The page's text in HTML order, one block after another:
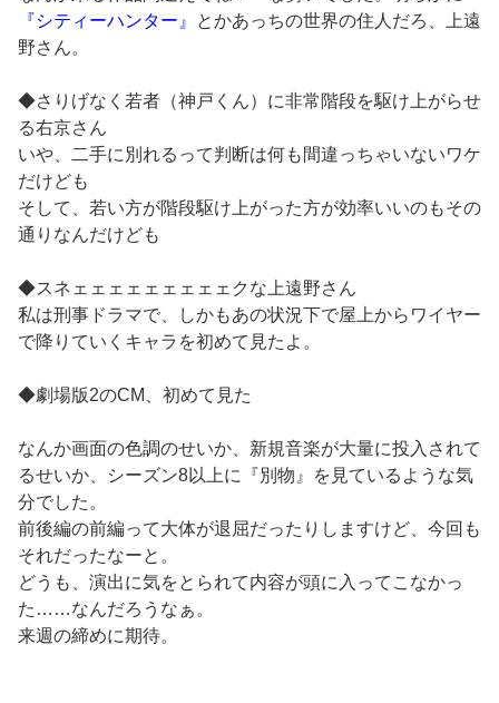
『シティーハンター』
とかあっちの世界の住人だろ、上遠
野さん。
◆さりげなく若者（神戸くん）に非常階段を駆け上がらせ
る右京さん
いや、二手に別れるって判断は何も間違っちゃいないワケ
だけども
そして、若い方が階段駆け上がった方が効率いいのもその
通りなんだけども
◆スネェェェェェェェェェクな上遠野さん
私は刑事ドラマで、しかもあの状況下で屋上からワイヤー
で降りていくキャラを初めて見たよ。
◆劇場版2のCM、初めて見た
なんか画面の色調のせいか、新規音楽が大量に投入されて
るせいか、シーズン8以上に『別物』を見ているような気
分でした。
前後編の前編って大体が退屈だったりしますけど、今回も
それだったなーと。
どうも、演出に気をとられて内容が頭に入ってこなかっ
た……なんだろうなぁ。
来週の締めに期待。